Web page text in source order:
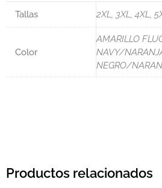
Tallas 2XL, 3XL, 4XL,
Color
AMARILLO
NAVY/
NEGRO/
Productos relacionados